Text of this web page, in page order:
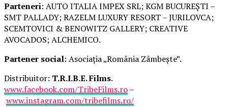
Parteneri: AUTO ITALIA IMPEX SRL; KGM BUCUREȘTI –
SMT PALLADY; RAZELM LUXURY RESORT – JURILOVCA;
SCEMTOVICI & BENOWITZ GALLERY; CREATIVE
AVOCADOS; ALCHEMICO.
Partener social: Asociația „România Zâmbește”.
Distribuitor: T.R.I.B.E. Films.
www.facebook.com/TribeFilms.ro–
www.instagram.com/tribefilms.ro/